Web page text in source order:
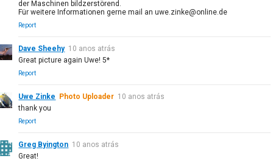
der Maschinen bildzerstörend.
Für weitere Informationen gerne mail an uwe.zinke@online.de
Report
Dave Sheehy 10 anos atrás
Great picture again Uwe! 5*
Report
Uwe Zinke Photo Uploader 10 anos atrás
thank you
Report
Greg Byington 10 anos atrás
Great!